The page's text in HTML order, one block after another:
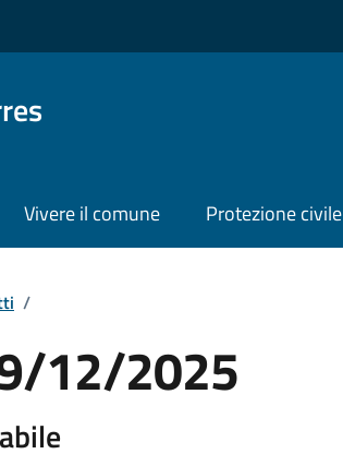
Vivere il comune Protezione civile
/
12/2025